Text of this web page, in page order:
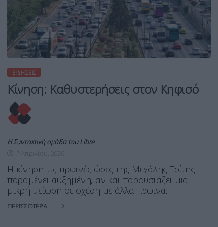
ΕΙΔΉΣΕΙΣ
Κίνηση: Καθυστερήσεις στον Κηφισό
Η Συντακτική ομάδα του Libre
Η κίνηση τις πρωινές ώρες της Μεγάλης Τρίτης
παραμένει αυξημένη, αν και παρουσιάζει μια
μικρή μείωση σε σχέση με άλλα πρωινά.
ΠΕΡΙΣΣΌΤΕΡΑ ...